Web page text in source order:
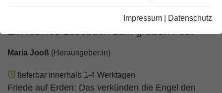
Impressum Datenschutz
Ein kleines Lesebuch zum großen Fest
Maria Jooß (Herausgeber:in)
lieferbar innerhalb 1-4 Werktagen
Friede auf Erden: Das verkünden die Engel den